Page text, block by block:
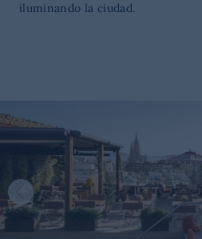
iluminando la ciudad.